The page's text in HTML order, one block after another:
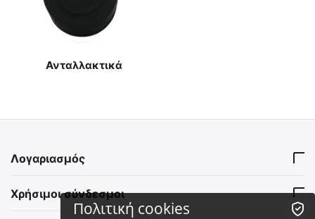
Ανταλλακτικά
Λογαριασμός
Χρήσιμοι σύνδεσμοι
Πολιτική cookies